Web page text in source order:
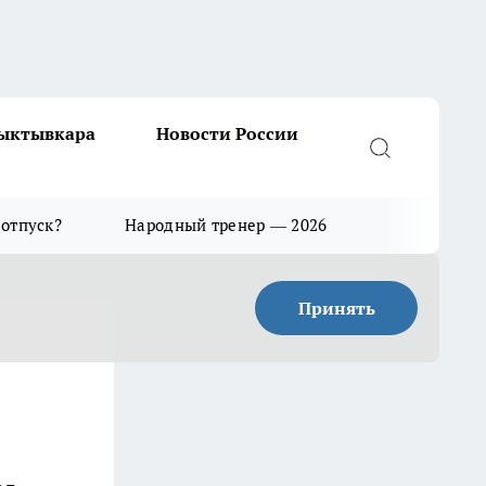
Новости России
Народный тренер — 2026
Принять